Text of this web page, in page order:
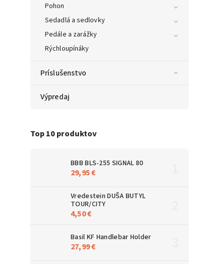
Pohon
Sedadlá a sedlovky
Pedále a zarážky
Rýchloupínáky
Príslušenstvo
Výpredaj
Top 10 produktov
BBB BLS-255 SIGNAL 80
29,95 €
Vredestein DUŠA BUTYL
TOUR/CITY
4,50 €
Basil KF Handlebar Holder
27,99 €